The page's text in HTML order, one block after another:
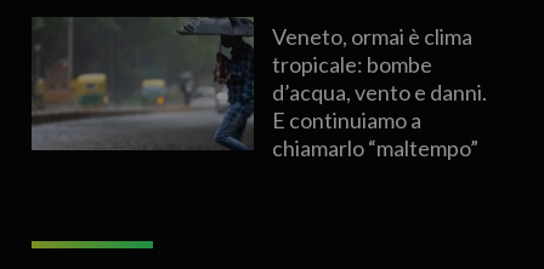
Veneto, ormai è clima
tropicale: bombe
d’acqua, vento e danni.
E continuiamo a
chiamarlo “maltempo”